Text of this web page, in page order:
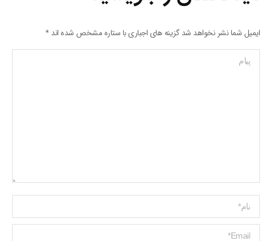
ایمیل شما نشر نخواهد شد گزینه های اجباری با ستاره مشخص شده اند*
پیام
Name *
ایمیل *